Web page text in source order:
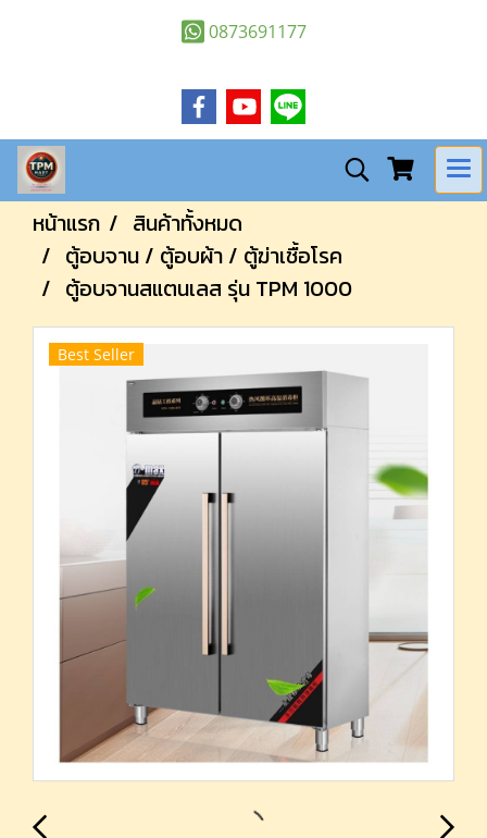
0873691177
หน้าแรก
สินค้าทั้งหมด
ตู้อบจาน / ตู้อบผ้า / ตู้ฆ่าเชื้อโรค
ตู้อบจานสแตนเลส รุ่น TPM 1000
Best Seller